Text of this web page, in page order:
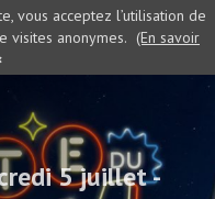
5 juillet -
vous acceptez l’utilisation de
visites anonymes. (En savoir